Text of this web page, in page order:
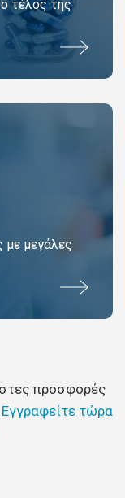
τέλος της
με μεγάλες
προσφορές
Εγγραφείτε τώρα